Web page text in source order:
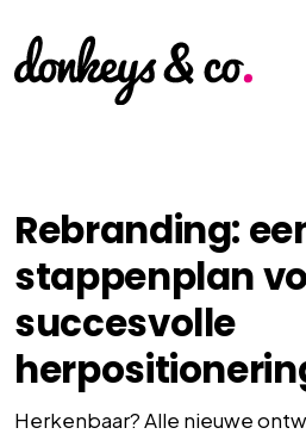
Rebranding:
stappenplan
succesvolle
Herkenbaar? Alle nieuwe